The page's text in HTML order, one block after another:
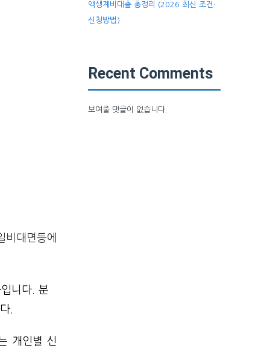
대면등에
입니다. 분
.
개인별 신
액생계비대출 총정리 (2026 최신 조건·
신청방법)
Recent Comments
보여줄 댓글이 없습니다.